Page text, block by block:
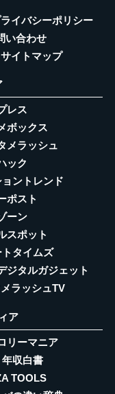
イバシーポリシー
い合わせ
サイトマップ
レス
ボックス
メラッシュ
ック
ントレンド
ポスト
ーン
スポット
タイムズ
ジタルガジェット
ラッシュTV
ア
リーマニア
収白書
TOOLS